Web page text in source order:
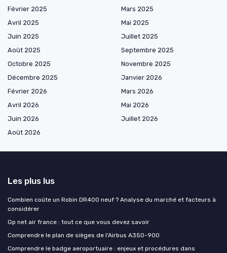
Février 2025
Mars 2025
Avril 2025
Mai 2025
Juin 2025
Juillet 2025
Août 2025
Septembre 2025
Octobre 2025
Novembre 2025
Décembre 2025
Janvier 2026
Février 2026
Mars 2026
Avril 2026
Mai 2026
Juin 2026
Juillet 2026
Août 2026
Les plus lus
Combien coûte un Robin DR400 neuf ? Analyse du marché et facteurs à
considérer
Gp net air france : tout ce que vous devez savoir
Comprendre le plan de sièges de l'Airbus A350-900
Comprendre le badge aeroportuaire : enjeux et procédures dans